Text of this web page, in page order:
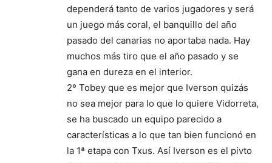
dependerá tanto de varios jugadores y será
un juego más coral, el banquillo del año
pasado del canarias no aportaba nada. Hay
muchos más tiro que el año pasado y se
gana en dureza en el interior.
2º Tobey que es mejor que Iverson quizás
no sea mejor para lo que lo quiere Vidorreta,
se ha buscado un equipo parecido a
características a lo que tan bien funcionó en
la 1ª etapa con Txus. Así Iverson es el pivto